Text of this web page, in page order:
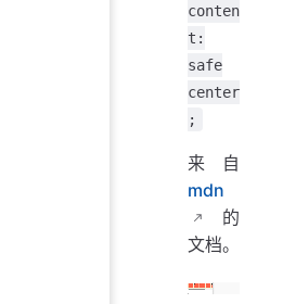
conten
t:
safe
center
;
来自
mdn
的
文档。